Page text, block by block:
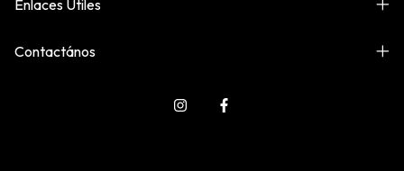
Enlaces Útiles
Contactános